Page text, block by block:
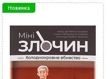
Новинка